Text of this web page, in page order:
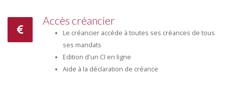
Accès créancier
Le créancier accéde à toutes ses créances de tous
ses mandats
Edition d'un CI en ligne
Aide à la déclaration de créance